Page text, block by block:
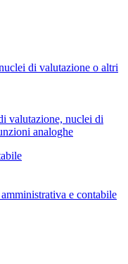
di valutazione o altri
valutazione, nuclei di
analoghe
e contabile